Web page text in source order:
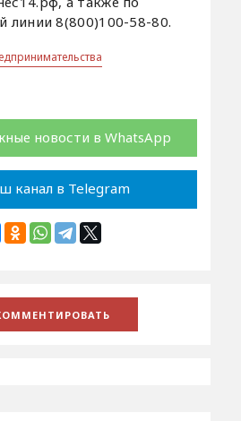
линии 8(800)100-58-80.
новости в WhatsApp
канал в Telegram